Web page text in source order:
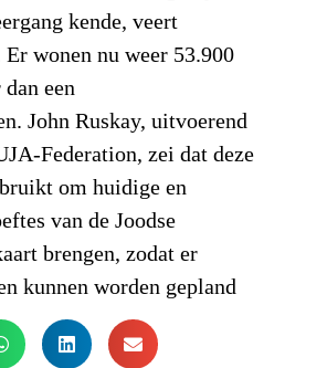
kende, veert
wonen nu weer 53.900
een
John Ruskay, uitvoerend
Federation, zei dat deze
om huidige en
van de Joodse
brengen, zodat er
kunnen worden gepland